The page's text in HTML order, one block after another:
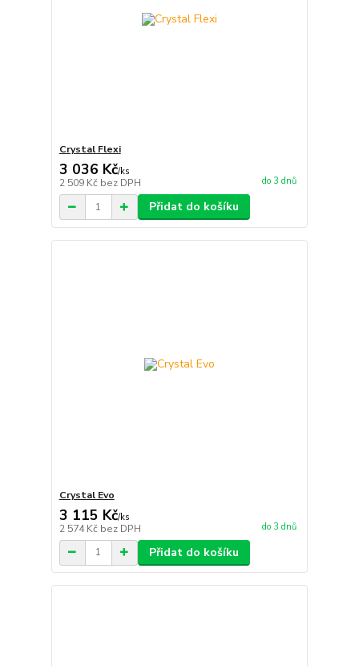
Crystal Flexi
3 036 Kč/ks
2 509 Kč bez DPH do 3 dnů
Přidat do košíku
Crystal Evo
3 115 Kč/ks
2 574 Kč bez DPH do 3 dnů
Přidat do košíku